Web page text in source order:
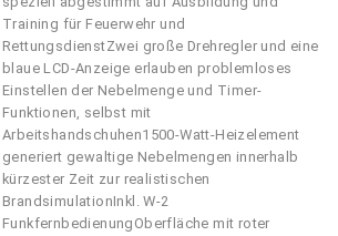
Training für Feuerwehr und
RettungsdienstZwei große Drehregler und eine
blaue LCD-Anzeige erlauben problemloses
Einstellen der Nebelmenge und Timer-
Funktionen, selbst mit
Arbeitshandschuhen1500-Watt-Heizelement
generiert gewaltige Nebelmengen innerhalb
kürzester Zeit zur realistischen
BrandsimulationInkl. W-2
FunkfernbedienungOberfläche mit roter